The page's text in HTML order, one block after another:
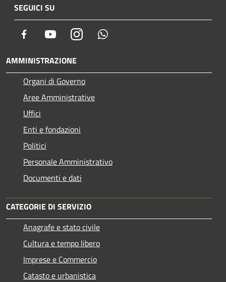
SEGUICI SU
Facebook YoutubeInstagram
AMMINISTRAZIONE
Organi di Governo
Aree Amministrative
Uffici
Enti e fondazioni
Politici
Personale Amministrativo
Documenti e dati
CATEGORIE DI SERVIZIO
Anagrafe e stato civile
Cultura e tempo libero
Imprese e Commercio
Catasto e urbanistica